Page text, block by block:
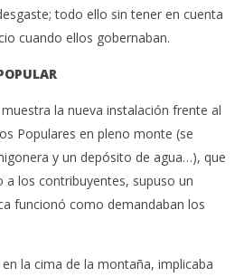
todo ello sin tener en cuenta
cuando ellos gobernaban.
la nueva instalación frente al
Populares en pleno monte (se
y un depósito de agua…), que
a los contribuyentes, supuso un
funcionó como demandaban los
la cima de la montaña, implicaba